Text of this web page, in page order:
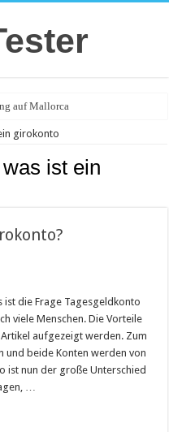
auf Mallorca
Klein
girokonto
was ist ein
die Frage Tagesgeldkonto
viele Menschen. Die Vorteile
aufgezeigt werden. Zum
und beide Konten werden von
ist nun der große Unterschied
…